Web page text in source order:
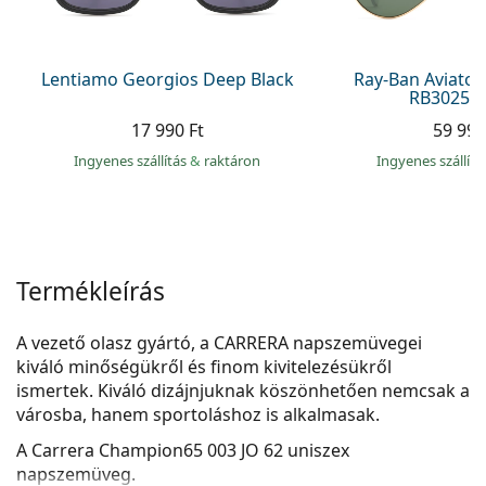
Precision
Lentiamo Georgios Deep Black
17 990 Ft
Ingyenes szállítás& raktáron
Ray-Ban
RB3025
59
Ingyenes
Termékleírás
A vezető olasz gyártó, a CARRERA napszemüvegei
kiváló minőségükről és finom kivitelezésükről
ismertek. Kiváló dizájnjuknak köszönhetően nemcsak a
városba, hanem sportoláshoz is alkalmasak.
A Carrera Champion65 003 JO 62 uniszex
napszemüveg.